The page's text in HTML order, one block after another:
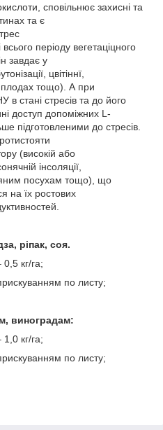
сповільнює захисні та
та є
періоду вегетаціцного
завдає у
цвітіннї,
плодах тощо). А при
стані стресів та до його
доступ допоміжних L-
підготовленими до стресів.
(високій або
інсоляції,
посухам тощо), що
на їх ростових
ріпак, соя.
кг/га;
по листу;
виноградам:
кг/га;
по листу;